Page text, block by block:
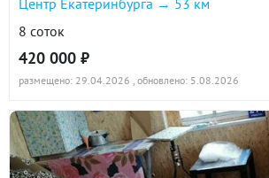
Центр Екатеринбурга → 53 км
8 соток
420 000 ₽
размещено: 29.04.2026 , обновлено: 5.08.2026